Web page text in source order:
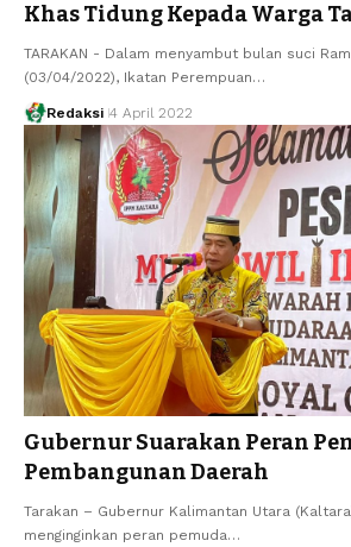
Khas Tidung Kepada Warga
TARAKAN - Dalam menyambut bulan suci
(03/04/2022), Ikatan Perempuan…
Redaksi 4 April 2022
Gubernur Suarakan Peran
Pembangunan Daerah
Tarakan – Gubernur Kalimantan Utara
menginginkan peran pemuda…